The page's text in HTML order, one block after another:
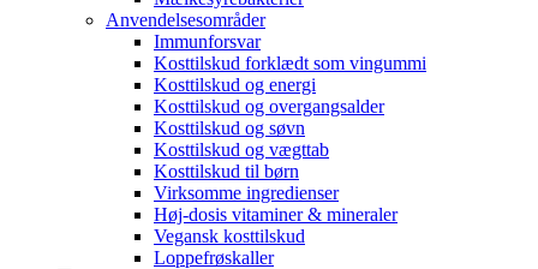
Anvendelsesområder
Immunforsvar
Kosttilskud forklædt som vingummi
Kosttilskud og energi
Kosttilskud og overgangsalder
Kosttilskud og søvn
Kosttilskud og vægttab
Kosttilskud til børn
Virksomme ingredienser
Høj-dosis vitaminer & mineraler
Vegansk kosttilskud
Loppefrøskaller